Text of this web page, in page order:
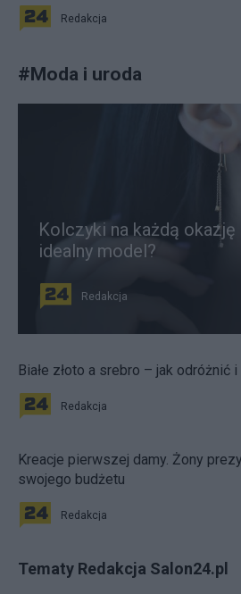
Redakcja
#Moda i uroda
Kolczyki na każdą
idealny model?
Redakcja
Białe złoto a srebro – jak odróżnić
Redakcja
Kreacje pierwszej damy. Żony
swojego budżetu
Redakcja
Tematy Redakcja Salon24.pl